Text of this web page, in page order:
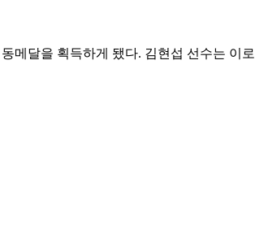
메달을 획득하게 됐다. 김현섭 선수는 이로